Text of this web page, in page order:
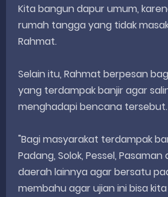
Kita bangun dapur umum,
rumah tangga yang tidak
Rahmat.
Selain itu, Rahmat berpesan
yang terdampak banjir agar
menghadapi bencana tersebut.
"Bagi masyarakat terdampak
Padang, Solok, Pessel,
daerah lainnya agar bersatu
membahu agar ujian ini bisa